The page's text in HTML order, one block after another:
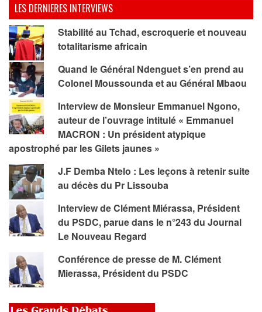
LES DERNIERES INTERVIEWS
Stabilité au Tchad, escroquerie et nouveau
totalitarisme africain
Quand le Général Ndenguet s’en prend au
Colonel Moussounda et au Général Mbaou
Interview de Monsieur Emmanuel Ngono,
auteur de l’ouvrage intitulé « Emmanuel
MACRON : Un président atypique
apostrophé par les Gilets jaunes »
J.F Demba Ntelo : Les leçons à retenir suite
au décès du Pr Lissouba
Interview de Clément Miérassa, Président
du PSDC, parue dans le n°243 du Journal
Le Nouveau Regard
Conférence de presse de M. Clément
Mierassa, Président du PSDC